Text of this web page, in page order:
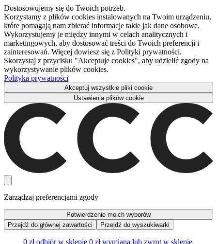
Dostosowujemy się do Twoich potrzeb.
Korzystamy z plików cookies instalowanych na Twoim urządzeniu,
które pomagają nam zbierać informacje takie jak dane osobowe.
Wykorzystujemy je między innymi w celach analitycznych i
marketingowych, aby dostosować treści do Twoich preferencji i
zainteresowań. Więcej dowiesz się z Polityki prywatności.
Skorzystaj z przycisku "Akceptuje cookies", aby udzielić zgody na
wykorzystywanie plików cookies.
Polityka prywatności
Akceptuj wszystkie pliki cookie
Ustawienia plików cookie
Zarządzaj preferencjami zgody
Potwierdzenie moich wyborów
Przejdź do głównej zawartości
Przejdź do wyszukiwarki
0 zł odbiór w sklepie 0 zł wymiana lub zwrot w sklepie